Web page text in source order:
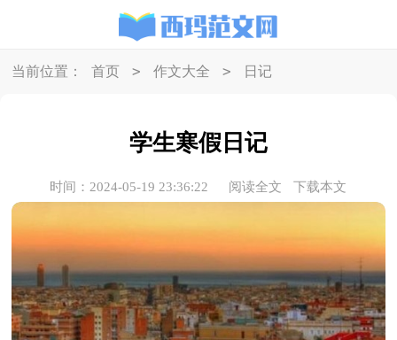
当前位置： 首页 > 作文大全 > 日记
学生寒假日记
时间：2024-05-19 23:36:22 阅读全文 下载本文